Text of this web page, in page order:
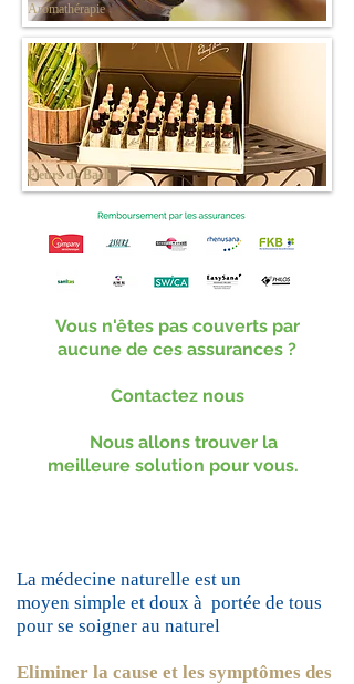
Aromathérapie
Fleurs de Bach
Vous n'êtes pas couverts par
aucune de ces assurances ?
Contactez nous
Nous allons trouver la
meilleure solution pour vous.
La médecine naturelle est un
moyen simple et doux à portée de tous
pour se soigner au naturel
Eliminer la cause et les symptômes des